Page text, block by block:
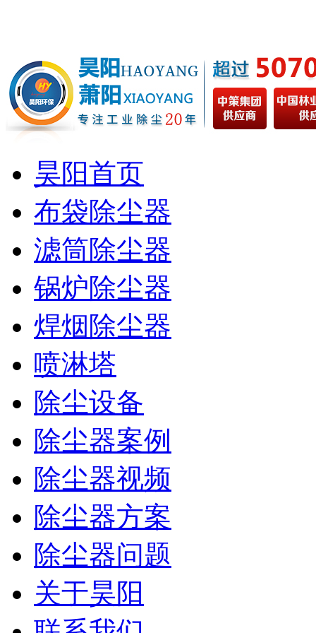
昊阳首页
布袋除尘器
滤筒除尘器
锅炉除尘器
焊烟除尘器
喷淋塔
除尘设备
除尘器案例
除尘器视频
除尘器方案
除尘器问题
关于昊阳